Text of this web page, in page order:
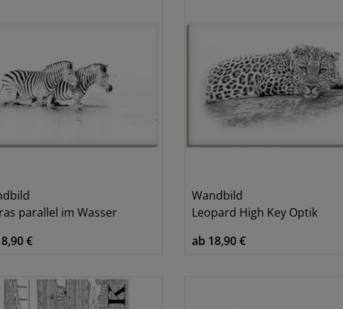
Klassische Fantasie 1
Kuh 2
Küsten 1
Muster
parallel im Wasser
€
Wandbild
Leopard High Key Optik
ab 18,90 €